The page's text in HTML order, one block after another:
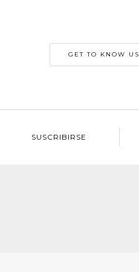
GET TO KNOW US
SUSCRIBIRSE